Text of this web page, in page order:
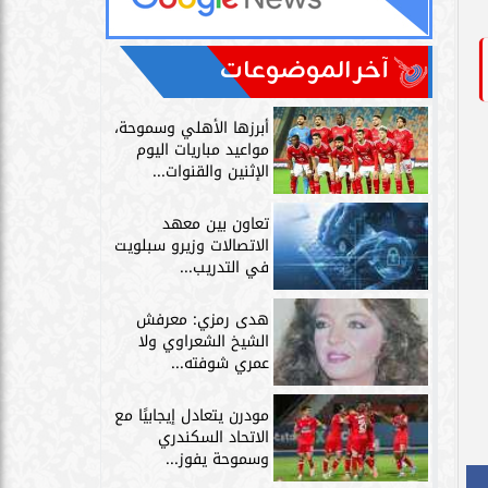
آخر الموضوعات
أبرزها الأهلي وسموحة،
مواعيد مباريات اليوم
الإثنين والقنوات...
تعاون بين معهد
الاتصالات وزيرو سبلويت
في التدريب...
هدى رمزي: معرفش
الشيخ الشعراوي ولا
عمري شوفته...
مودرن يتعادل إيجابيًا مع
الاتحاد السكندري
وسموحة يفوز...